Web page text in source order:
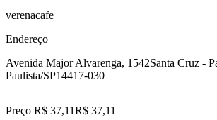
verenacafe
Endereço
Avenida Major Alvarenga, 1542Santa Cruz -
Paulista/SP14417-030
Preço R$ 37,11R$ 37,11